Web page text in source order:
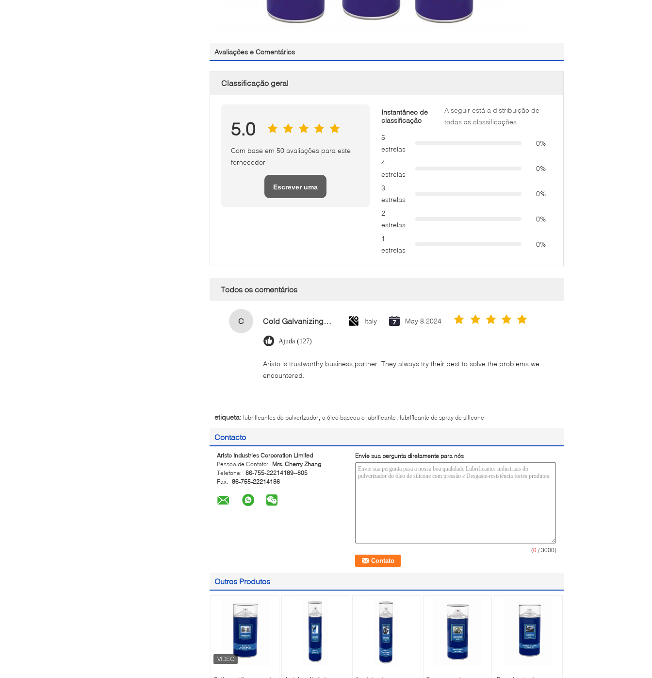
Avaliações e Comentários
Classificação geral
5.0
Com base em 50 avaliações para este
fornecedor
Escrever uma
Instantâneo de
classificação
A seguir está a distribuição de
todas as classificações
5
estrelas
0%
4
estrelas
0%
3
estrelas
0%
2
estrelas
0%
1
estrelas
0%
Todos os comentários
C Italy May 8.2024
Ajuda (127)
Aristo is trustworthy business partner. They always try their best to solve the problems we
encountered.
etiqueta: lubrificantes do pulverizador o óleo baseou o lubrificante lubrificante de spray de silicone
Contacto
Aristo Industries Corporation Limited
Pessoa de Contato:
Mrs. Cherry Zhang
Telefone: 86-755-22214189--805
Fax: 86-755-22214186
Envie sua pergunta diretamente para nós
(0 / 3000)
Outros Produtos